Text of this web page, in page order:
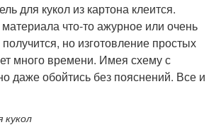
для кукол из картона клеится.
материала что-то ажурное или очень
но изготовление простых
много времени. Имея схему с
даже обойтись без пояснений. Все и
кукол